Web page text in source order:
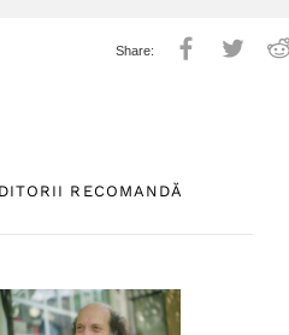
RECOMANDĂ